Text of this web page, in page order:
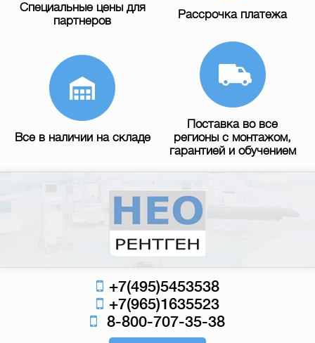
Специальные цены для
партнеров
Рассрочка платежа
Все в наличии на складе
Поставка во все
регионы с монтажом,
гарантией и обучением
+7(495)5453538
+7(965)1635523
8-800-707-35-38